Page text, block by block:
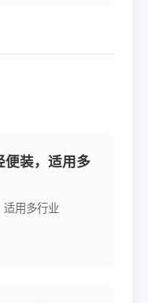
便装，适用多
用多行业